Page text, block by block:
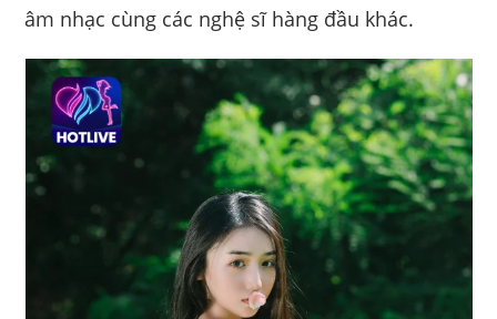
âm nhạc cùng các nghệ sĩ hàng đầu khác.